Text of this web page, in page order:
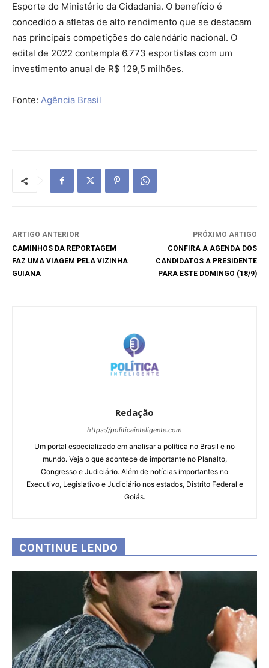
Esporte do Ministério da Cidadania. O benefício é
concedido a atletas de alto rendimento que se destacam
nas principais competições do calendário nacional. O
edital de 2022 contempla 6.773 esportistas com um
investimento anual de R$ 129,5 milhões.
Fonte: Agência Brasil
ARTIGO ANTERIOR
CAMINHOS DA REPORTAGEM
FAZ UMA VIAGEM PELA VIZINHA
GUIANA
PRÓXIMO ARTIGO
CONFIRA A AGENDA DOS
CANDIDATOS A PRESIDENTE
PARA ESTE DOMINGO (18/9)
Redação
https://politicainteligente.com
Um portal especializado em analisar a política no Brasil e no
mundo. Veja o que acontece de importante no Planalto,
Congresso e Judiciário. Além de notícias importantes no
Executivo, Legislativo e Judiciário nos estados, Distrito Federal e
Goiás.
CONTINUE LENDO